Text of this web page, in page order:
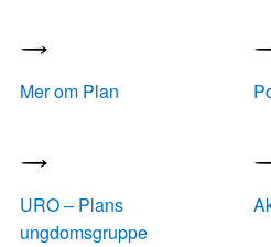
Mer om Plan
URO – Plans
ungdomsgruppe